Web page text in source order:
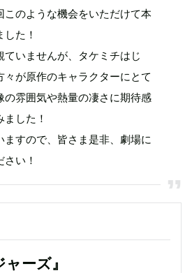
このような機会をいただけて本
た！
ていませんが、タケミチはじ
々が原作のキャラクターにとて
の雰囲気や熱量の凄さに期待感
した！
ますので、皆さま是非、劇場に
い！
ーズ』